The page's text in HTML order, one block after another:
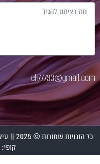
eli77733@gmail.com
כל הזכויות שמורות © 2025 || עיצוב:
קופי: